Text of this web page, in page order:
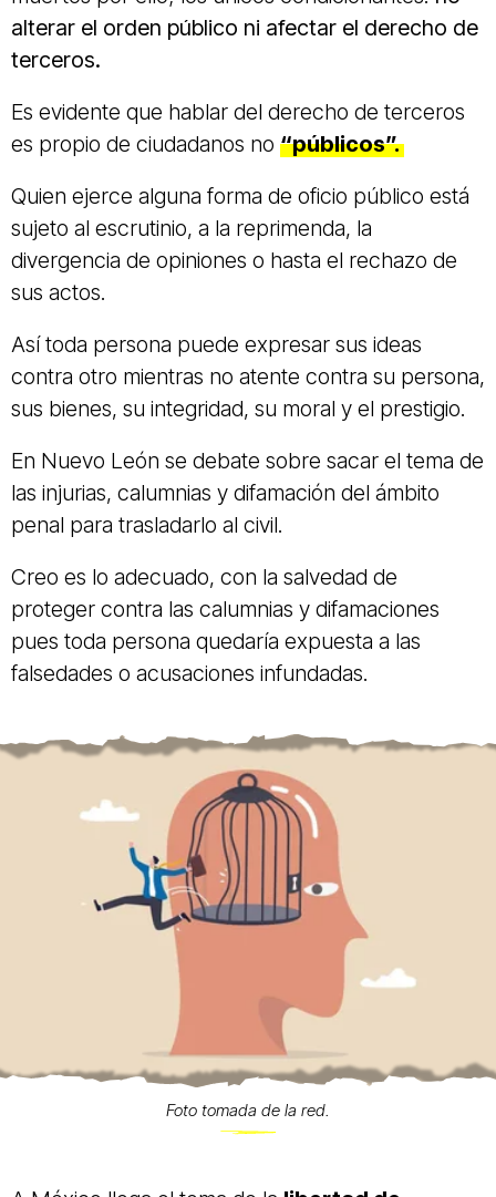
alterar el orden público ni afectar el derecho de
terceros.
Es evidente que hablar del derecho de terceros
es propio de ciudadanos no “públicos”.
Quien ejerce alguna forma de oficio público está
sujeto al escrutinio, a la reprimenda, la
divergencia de opiniones o hasta el rechazo de
sus actos.
Así toda persona puede expresar sus ideas
contra otro mientras no atente contra su persona,
sus bienes, su integridad, su moral y el prestigio.
En Nuevo León se debate sobre sacar el tema de
las injurias, calumnias y difamación del ámbito
penal para trasladarlo al civil.
Creo es lo adecuado, con la salvedad de
proteger contra las calumnias y difamaciones
pues toda persona quedaría expuesta a las
falsedades o acusaciones infundadas.
Foto tomada de la red.